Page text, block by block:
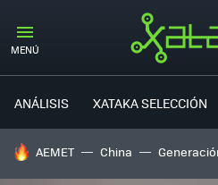
MENÚ
ANÁLISIS XATAKA SELECCIÓN
HOY SE HABLA DE
AEMET China